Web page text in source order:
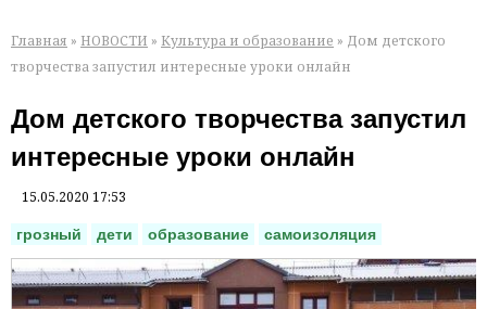
Главная » НОВОСТИ » Культура и образование » Дом детского
творчества запустил интересные уроки онлайн
Дом детского творчества запустил
интересные уроки онлайн
15.05.2020 17:53
грозный дети образование самоизоляция